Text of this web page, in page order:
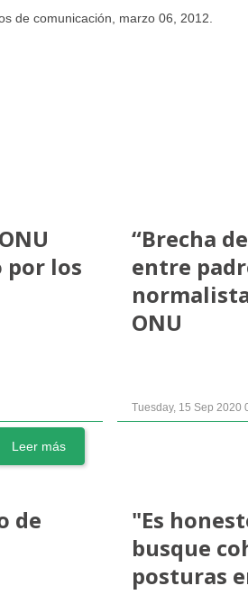
de comunicación, marzo 06, 2012.
por los
Leer más
“Brecha
entre
ONU
Tuesday, 15 Sep 2020
de
"Es
busque
posturas